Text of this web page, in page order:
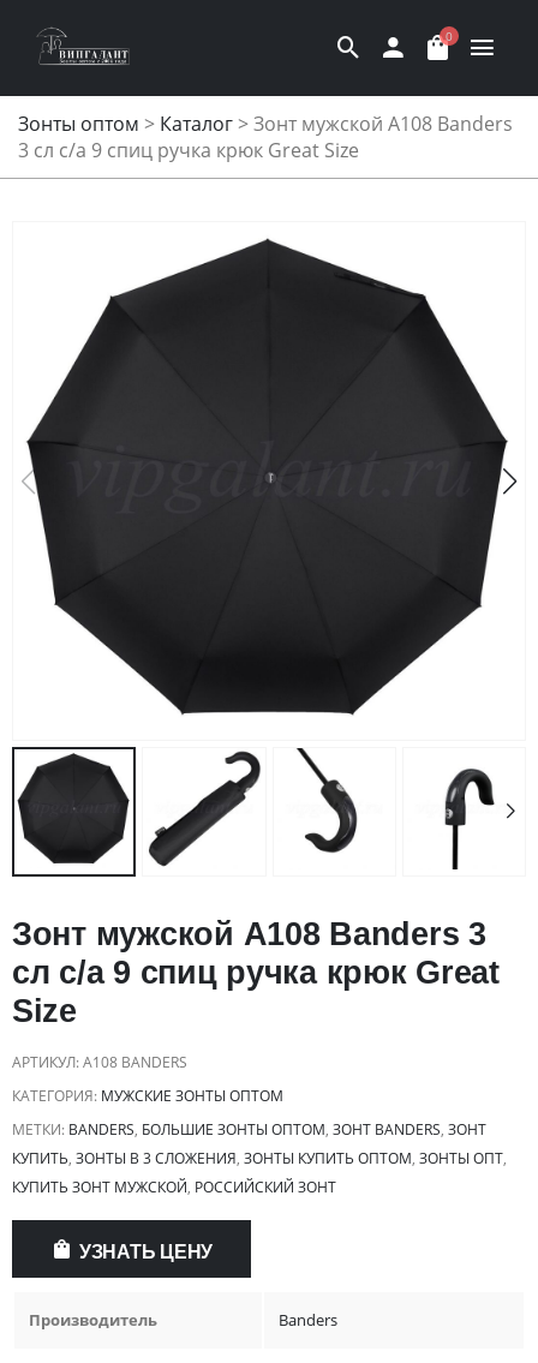
0
Зонты оптом > Каталог>Зонт мужской A108 Banders
3 сл с/а 9 спиц ручка крюк Great Size
Зонт мужской A108 Banders 3
сл с/а 9 спиц ручка крюк Great
Size
АРТИКУЛ:A108 BANDERS
КАТЕГОРИЯ: МУЖСКИЕ ЗОНТЫ ОПТОМ
МЕТКИ: BANDERS, БОЛЬШИЕ ЗОНТЫ ОПТОМ, ЗОНТ BANDERS, ЗОНТ
КУПИТЬ, ЗОНТЫ В 3 СЛОЖЕНИЯ, ЗОНТЫ КУПИТЬ ОПТОМ, ЗОНТЫ ОПТ,
КУПИТЬ ЗОНТ МУЖСКОЙ, РОССИЙСКИЙ ЗОНТ
УЗНАТЬ ЦЕНУ
Производитель Banders